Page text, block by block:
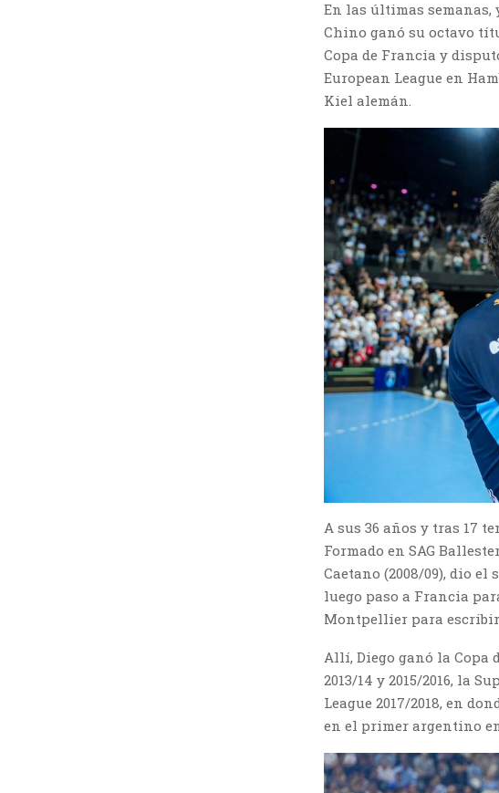
En las últimas
Chino ganó su octavo
Copa de Francia y
European League en
Kiel alemán.
A sus 36 años y tras 17
Formado en SAG
Caetano (2008/09), dio el
luego paso a Francia
Montpellier para
Allí, Diego ganó la Copa
2013/14 y 2015/2016, la
League 2017/2018, en
en el primer argentino